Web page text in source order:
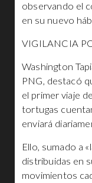
observando el
en su nuevo
VIGILANCIA
Washington
PNG, destacó
el primer viaje
tortugas
enviará
Ello, sumado a
distribuidas en
movimientos